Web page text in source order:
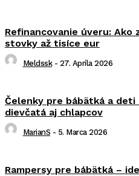
Refinancovanie úveru:
stovky až tisíce eur
Meldssk - 27. Apríla 2026
Čelenky pre bábätká a
dievčatá aj chlapcov
MarianS - 5. Marca 2026
Rampersy pre bábätká –